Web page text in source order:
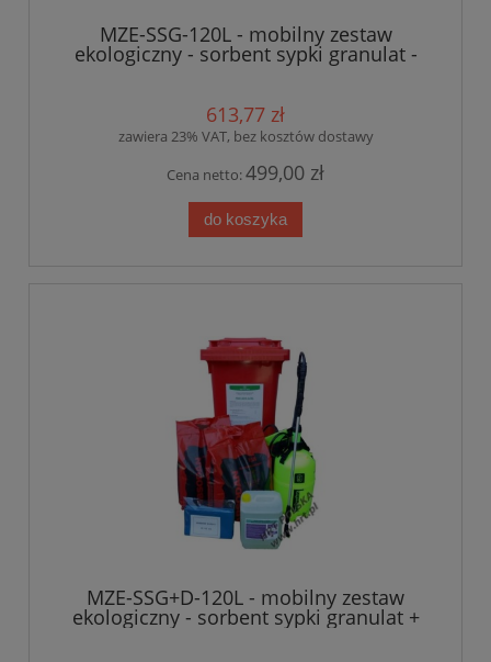
MZE-SSG-120L - mobilny zestaw
ekologiczny - sorbent sypki granulat -
613,77 zł
zawiera 23% VAT, bez kosztów dostawy
Cena netto:499,00 zł
do koszyka
MZE-SSG+D-120L - mobilny zestaw
ekologiczny - sorbent sypki granulat +
dyspergent - 120L